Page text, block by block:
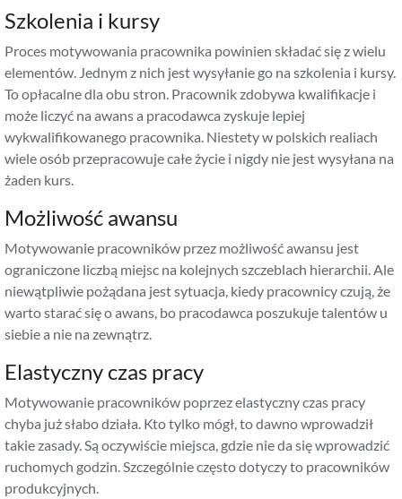
Szkolenia i kursy
Proces motywowania pracownika powinien składać się z wielu
elementów. Jednym z nich jest wysyłanie go na szkolenia i kursy.
To opłacalne dla obu stron. Pracownik zdobywa kwalifikacje i
może liczyć na awans a pracodawca zyskuje lepiej
wykwalifikowanego pracownika. Niestety w polskich realiach
wiele osób przepracowuje całe życie i nigdy nie jest wysyłana na
żaden kurs.
Możliwość awansu
Motywowanie pracowników przez możliwość awansu jest
ograniczone liczbą miejsc na kolejnych szczeblach hierarchii. Ale
niewątpliwie pożądana jest sytuacja, kiedy pracownicy czują, że
warto starać się o awans, bo pracodawca poszukuje talentów u
siebie a nie na zewnątrz.
Elastyczny czas pracy
Motywowanie pracowników poprzez elastyczny czas pracy
chyba już słabo działa. Kto tylko mógł, to dawno wprowadził
takie zasady. Są oczywiście miejsca, gdzie nie da się wprowadzić
ruchomych godzin. Szczególnie często dotyczy to pracowników
produkcyjnych.